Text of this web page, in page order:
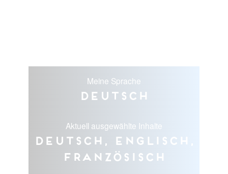
Meine Sprache
Deutsch
Aktuell ausgewählte Inhalte
Deutsch, Englisch,
Französisch